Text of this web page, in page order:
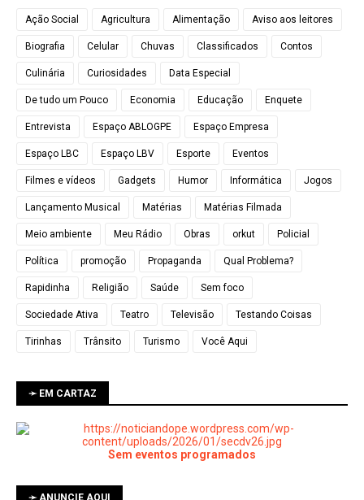
Ação Social Agricultura Alimentação Aviso aos leitores
Biografia Celular Chuvas Classificados Contos
Culinária Curiosidades Data Especial
De tudo um Pouco Economia Educação Enquete
Entrevista Espaço ABLOGPE Espaço Empresa
Espaço LBC Espaço LBV Esporte Eventos
Filmes e vídeos Gadgets Humor Informática Jogos
Lançamento Musical Matérias Matérias Filmada
Meio ambiente Meu Rádio Obras orkut Policial
Política promoção Propaganda Qual Problema?
Rapidinha Religião Saúde Sem foco
Sociedade Ativa Teatro Televisão Testando Coisas
Tirinhas Trânsito Turismo Você Aqui
➛ EM CARTAZ
Sem eventos programados
➛ ANUNCIE AQUI